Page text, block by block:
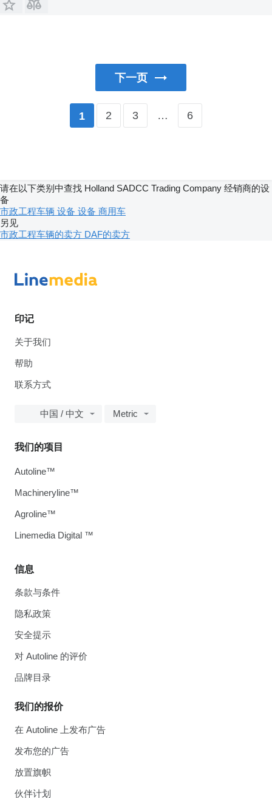
下一页
1 2 3 … 6
请在以下类别中查找 Holland SADCC Trading Company 经销商的设
备
市政工程车辆 设备 设备 商用车
另见
市政工程车辆的卖方 DAF的卖方
印记
关于我们
帮助
联系方式
中国 / 中文 Metric
信息
条款与条件
隐私政策
安全提示
对 Autoline 的评价
品牌目录
我们的报价
在 Autoline 上发布广告
发布您的广告
放置旗帜
伙伴计划
我们的项目
Autoline™
Machineryline™
Agroline™
Linemedia Digital ™